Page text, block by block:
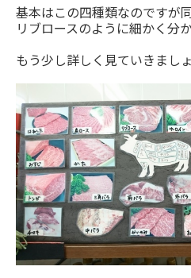
基本はこの四種類なのですが
リブロースのように細かく分
もう少し詳しく見ていきまし